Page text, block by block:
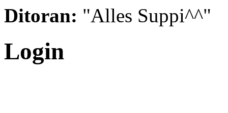
Ditoran: "Alles Suppi^^"
Login